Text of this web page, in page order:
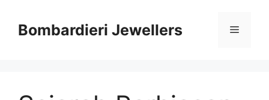
contentBombardieri Jewellers Menu